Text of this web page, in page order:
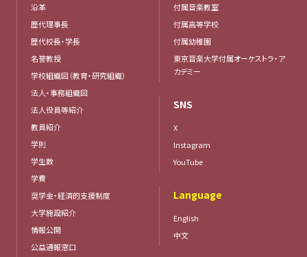
沿革
歴代理事長
歴代校長・学長
名誉教授
学校組織図（教育・研究組織）
法人・事務組織図
法人役員等紹介
教員紹介
学則
学生数
学費
奨学金・経済的支援制度
大学施設紹介
情報公開
公益通報窓口
付属音楽教室
付属高等学校
付属幼稚園
東京音楽大学付属オーケストラ・ア
カデミー
SNS
X
Instagram
YouTube
Language
English
中文